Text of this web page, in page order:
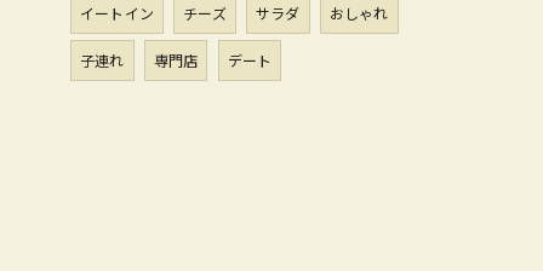
イートイン チーズ サラダ おしゃれ
子連れ 専門店 デート